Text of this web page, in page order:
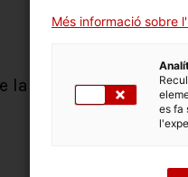
la trajectòria de
Més informació sobre
es fa